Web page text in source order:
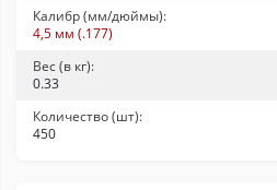
Калибр (мм/дюймы):
4,5 мм (.177)
Вес (в кг):
0.33
Количество (шт):
450